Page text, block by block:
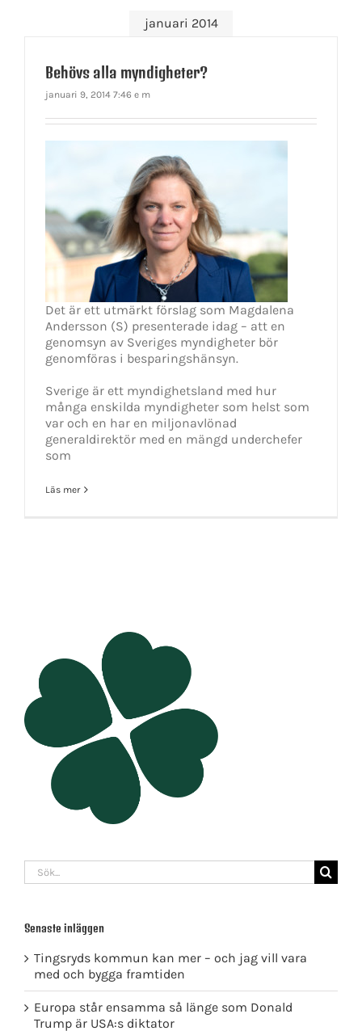
januari 2014
Behövs alla myndigheter?
januari 9, 2014 7:46 e m
Det är ett utmärkt förslag som Magdalena
Andersson (S) presenterade idag – att en
genomsyn av Sveriges myndigheter bör
genomföras i besparingshänsyn.
Sverige är ett myndighetsland med hur
många enskilda myndigheter som helst som
var och en har en miljonavlönad
generaldirektör med en mängd underchefer
som
Läs mer
Sök
efter:
Senaste inläggen
Tingsryds kommun kan mer – och jag vill vara
med och bygga framtiden
Europa står ensamma så länge som Donald
Trump är USA:s diktator